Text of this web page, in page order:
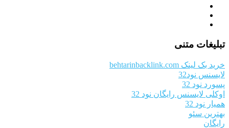
تبلیغات متنی
خرید بک لینک behtarinbacklink.com
لایسنس نود32
پسورد نود 32
اوکلی لایسنس رایگان نود 32
همیار نود 32
بهترین سئو
رایگان